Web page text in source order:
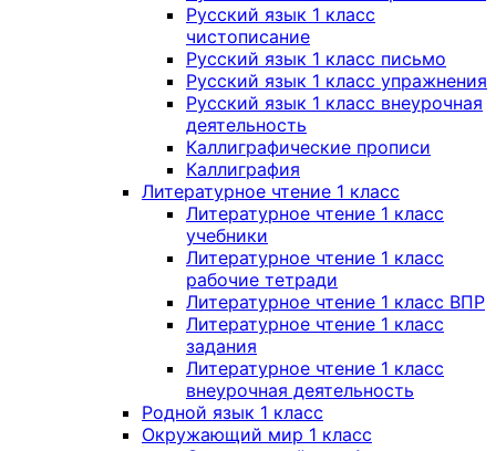
Русский язык 1 класс
чистописание
Русский язык 1 класс письмо
Русский язык 1 класс упражнения
Русский язык 1 класс внеурочная
деятельность
Каллиграфические прописи
Каллиграфия
Литературное чтение 1 класс
Литературное чтение 1 класс
учебники
Литературное чтение 1 класс
рабочие тетради
Литературное чтение 1 класс ВПР
Литературное чтение 1 класс
задания
Литературное чтение 1 класс
внеурочная деятельность
Родной язык 1 класс
Окружающий мир 1 класс